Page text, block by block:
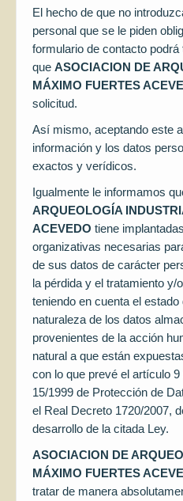
El hecho de que no
personal que se le piden
formulario de contacto
que ASOCIACION DE
MÁXIMO FUERTES
solicitud.
Así mismo, aceptando este
información y los datos
exactos y verídicos.
Igualmente le informamos
ARQUEOLOGÍA
ACEVEDO tiene
organizativas necesarias
de sus datos de carácter
la pérdida y el tratamiento y/
teniendo en cuenta el
naturaleza de los datos
provenientes de la acción
natural a que están
con lo que prevé el artículo
15/1999 de Protección de
el Real Decreto 1720/2007,
desarrollo de la citada Ley.
ASOCIACION DE
MÁXIMO FUERTES
tratar de manera